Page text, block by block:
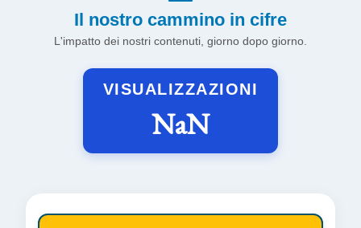
Il nostro cammino in cifre
L'impatto dei nostri contenuti, giorno dopo giorno.
VISUALIZZAZIONI
NaN